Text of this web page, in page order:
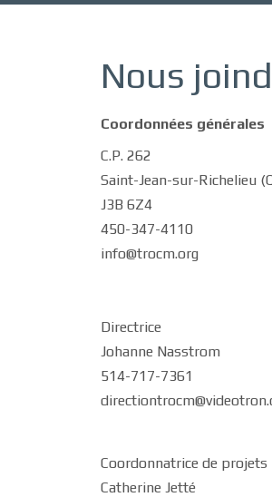
Nous
Coordonnées générales
C.P. 262
Saint-Jean-sur-Richelieu
J3B 6Z4
450-347-4110
info@trocm.org
Directrice
Johanne Nasstrom
514-717-7361
​Coordonnatrice de projets
Catherine Jetté